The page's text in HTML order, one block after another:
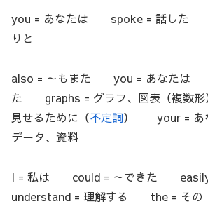
you = あなたは spoke = 話した
りと
also = ～もまた you = あなたは
た graphs = グラフ、図表（複
見せるために（不定詞） your = あ
データ、資料
I = 私は could = ～できた
understand = 理解する the = その